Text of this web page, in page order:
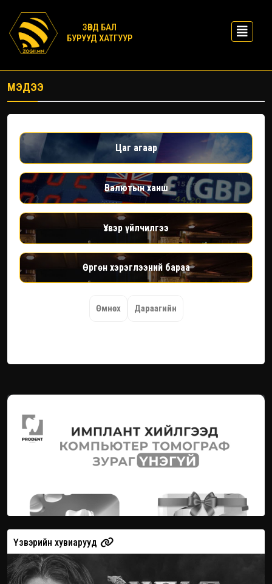
ЗӨВД БАЛ
БУРУУД ХАТГУУР
МЭДЭЭ
Цаг агаар
Валютын ханш
Үзвэр үйлчилгээ
Өргөн хэрэглээний бараа
Өмнөх Дараагийн
Үзвэрийн хувиарууд